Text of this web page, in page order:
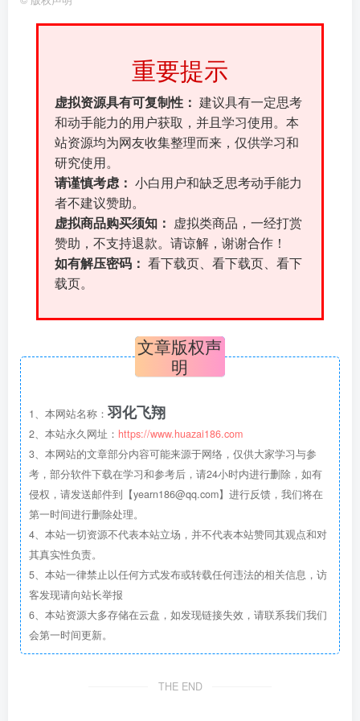
重要提示
虚拟资源具有可复制性： 建议具有一定思考
和动手能力的用户获取，并且学习使用。本
站资源均为网友收集整理而来，仅供学习和
研究使用。
请谨慎考虑： 小白用户和缺乏思考动手能力
者不建议赞助。
虚拟商品购买须知：
虚拟类商品，一经打赏
赞助，不支持退款。请谅解，谢谢合作！
如有解压密码： 看下载页、看下载页、看下
载页。
文章版权声
明
1、本网站名称： 羽化飞翔
2、本站永久网址： https://www.huazai186.com
3、本网站的文章部分内容可能来源于网络，仅供大家学习与参
考，部分软件下载在学习和参考后，请24小时内进行删除，如有
侵权，请发送邮件到【yearn186@qq.com】进行反馈，我们将在
第一时间进行删除处理。
4、本站一切资源不代表本站立场，并不代表本站赞同其观点和对
其真实性负责。
5、本站一律禁止以任何方式发布或转载任何违法的相关信息，访
客发现请向站长举报
6、本站资源大多存储在云盘，如发现链接失效，请联系我们我们
会第一时间更新。
THE END